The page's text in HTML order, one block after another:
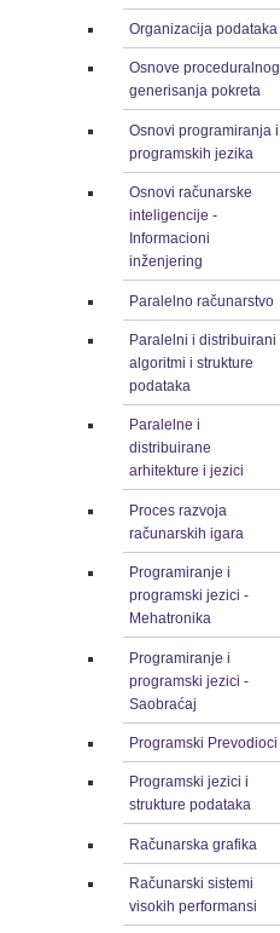
Organizacija podataka
Osnove proceduralnog
generisanja pokreta
Osnovi programiranja i
programskih jezika
Osnovi računarske
inteligencije -
Informacioni
inženjering
Paralelno računarstvo
Paralelni i distribuirani
algoritmi i strukture
podataka
Paralelne i
distribuirane
arhitekture i jezici
Proces razvoja
računarskih igara
Programiranje i
programski jezici -
Mehatronika
Programiranje i
programski jezici -
Saobraćaj
Programski Prevodioci
Programski jezici i
strukture podataka
Računarska grafika
Računarski sistemi
visokih performansi